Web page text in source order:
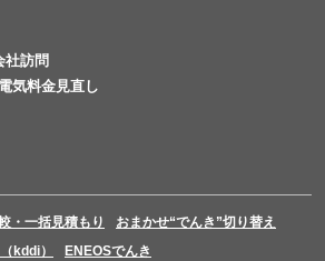
社訪問
気料金見直し
・一括見積もり
おまかせ“でんき”切り替え
kddi）
ENEOSでんき